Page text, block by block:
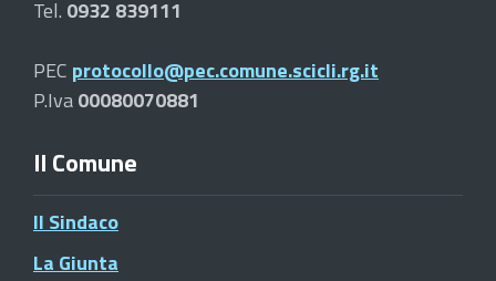
Tel. 0932 839111
PEC protocollo@pec.comune.scicli.rg.it
P.Iva00080070881
Il Comune
Il Sindaco
La Giunta